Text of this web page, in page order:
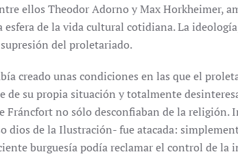
ellos Theodor Adorno y Max Horkheimer,
esfera de la vida cultural cotidiana. La
del proletariado.
creado unas condiciones en las que el
de su propia situación y totalmente
Fráncfort no sólo desconfiaban de la religión.
dios de la Ilustración- fue atacada:
burguesía podía reclamar el control de la